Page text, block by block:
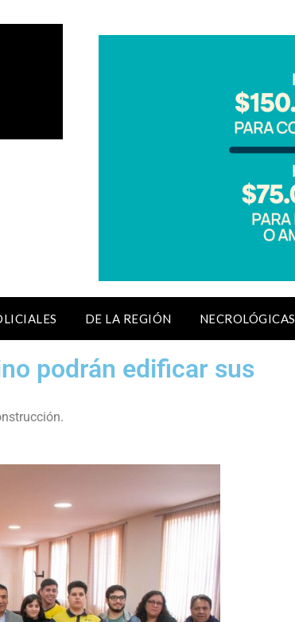
DE LA REGIÓN NECROLÓGICAS
podrán edificar sus